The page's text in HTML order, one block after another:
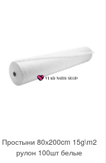
Простыни 80х200cm 15g\m2
рулон 100шт белые